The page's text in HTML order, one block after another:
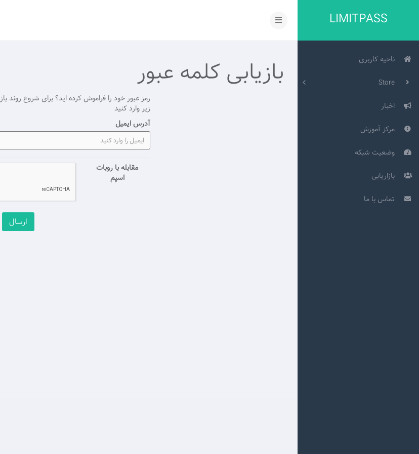
LIMITPASS
ناحیه کاربری
Store
اخبار
مرکز آموزش
وضعیت شبکه
بازاریابی
تماس با ما
بازیابی کلمه عبور
رمز عبور خود را فراموش کرده اید؟ برای شروع روند
زیر وارد کنید
آدرس ایمیل
مقابله با روبات
اسپم
ارسال